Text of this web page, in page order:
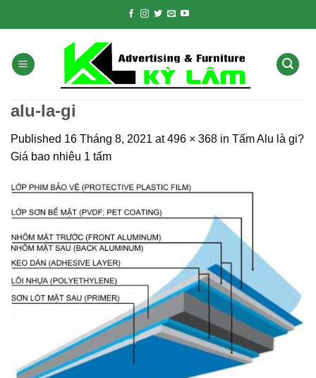
alu-la-gi
Published 16 Tháng 8, 2021 at496 × 368 in Tấm Alu là gi?
Giá bao nhiêu 1 tấm